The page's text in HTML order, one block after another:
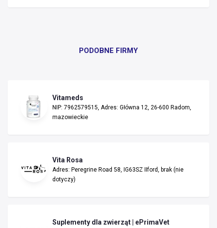
PODOBNE FIRMY
Vitameds
NIP: 7962579515, Adres: Główna 12, 26-600 Radom,
mazowieckie
Vita Rosa
Adres: Peregrine Road 58, IG63SZ IIford, brak (nie
dotyczy)
Suplementy dla zwierząt | ePrimaVet